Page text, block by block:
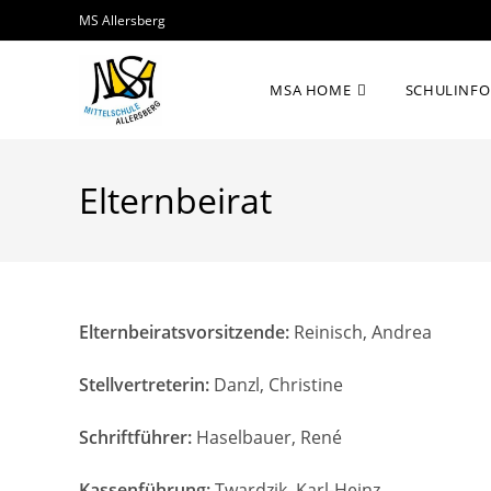
Inhalt
MS Allersberg
MSA HOME SCHULINFO
Elternbeirat
Elternbeiratsvorsitzende: Reinisch, Andrea
Stellvertreterin: Danzl, Christine
Schriftführer: Haselbauer, René